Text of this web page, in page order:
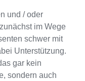
und / oder
im Wege
schwer mit
Unterstützung.
gar kein
sondern auch